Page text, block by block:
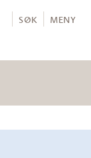
SØK MENY